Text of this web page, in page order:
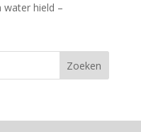
water hield –